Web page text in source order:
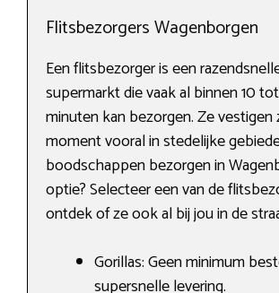
Flitsbezorgers Wagenborgen
Een flitsbezorger is een
supermarkt die vaak al binnen 10
minuten kan bezorgen. Ze
moment vooral in stedelijke
boodschappen bezorgen in
optie? Selecteer een van de
ontdek of ze ook al bij jou in de
Gorillas: Geen minimum
supersnelle levering.